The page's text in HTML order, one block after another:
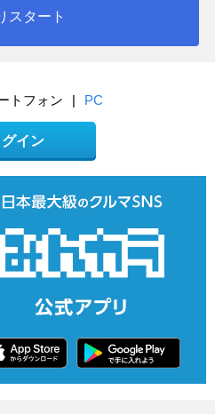
スタート
トフォン | PC
グイン